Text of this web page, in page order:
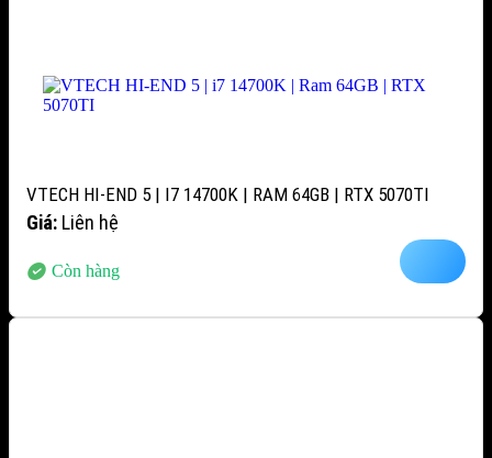
VTECH HI-END 5 | I7 14700K | RAM 64GB | RTX 5070TI
Giá: Liên hệ
Còn hàng